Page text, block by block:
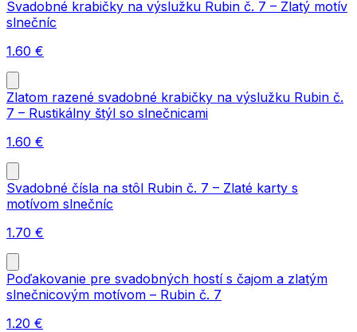
Svadobné krabičky na výslužku Rubin č. 7 – Zlatý motív
slnečníc
1.60 €
Zlatom razené svadobné krabičky na výslužku Rubin č.
7 – Rustikálny štýl so slnečnicami
1.60 €
Svadobné čísla na stôl Rubin č. 7 – Zlaté karty s
motívom slnečníc
1.70 €
Poďakovanie pre svadobných hostí s čajom a zlatým
slnečnicovým motívom – Rubin č. 7
1.20 €